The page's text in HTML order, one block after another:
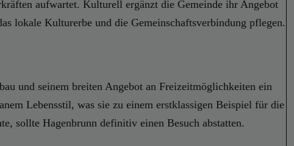
aufwartet. Kulturell ergänzt die Gemeinde ihr Angebot
lokale Kulturerbe und die Gemeinschaftsverbindung pflegen.
und seinem breiten Angebot an Freizeitmöglichkeiten ein
Lebensstil, was sie zu einem erstklassigen Beispiel für die
sollte Hagenbrunn definitiv einen Besuch abstatten.